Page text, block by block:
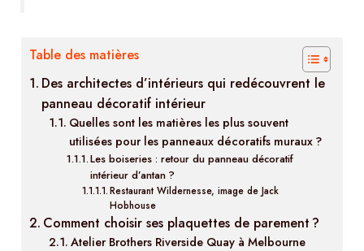
Table des matières
Des architectes d’intérieurs qui redécouvrent le
panneau décoratif intérieur
Quelles sont les matières les plus souvent
utilisées pour les panneaux décoratifs muraux ?
Les boiseries : retour du panneau décoratif
intérieur d’antan ?
Restaurant Wildernesse, image de Jack
Hobhouse
Comment choisir ses plaquettes de parement ?
Atelier Brothers Riverside Quay à Melbourne